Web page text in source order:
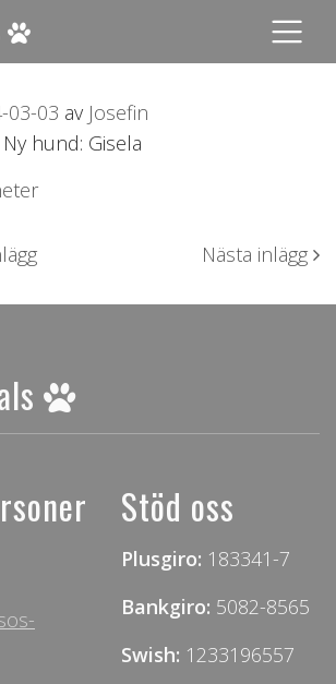
03-03 av Josefin
hund: Gisela
Nästa inlägg
Stöd oss
Plusgiro: 183341-7
Bankgiro: 5082-8565
Swish: 1233196557